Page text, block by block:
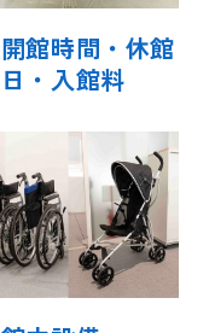
開館時間・休館
日・入館料